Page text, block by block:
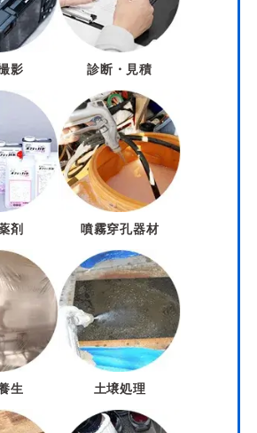
影 診断・見積
剤 噴霧穿孔器材
生 土壌処理